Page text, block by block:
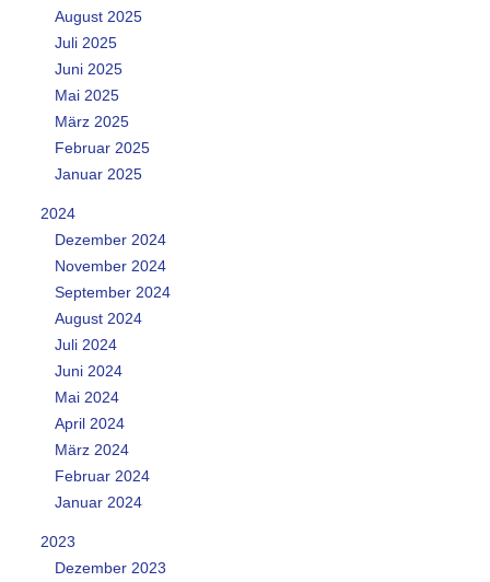
August 2025
Juli 2025
Juni 2025
Mai 2025
März 2025
Februar 2025
Januar 2025
2024
Dezember 2024
November 2024
September 2024
August 2024
Juli 2024
Juni 2024
Mai 2024
April 2024
März 2024
Februar 2024
Januar 2024
2023
Dezember 2023